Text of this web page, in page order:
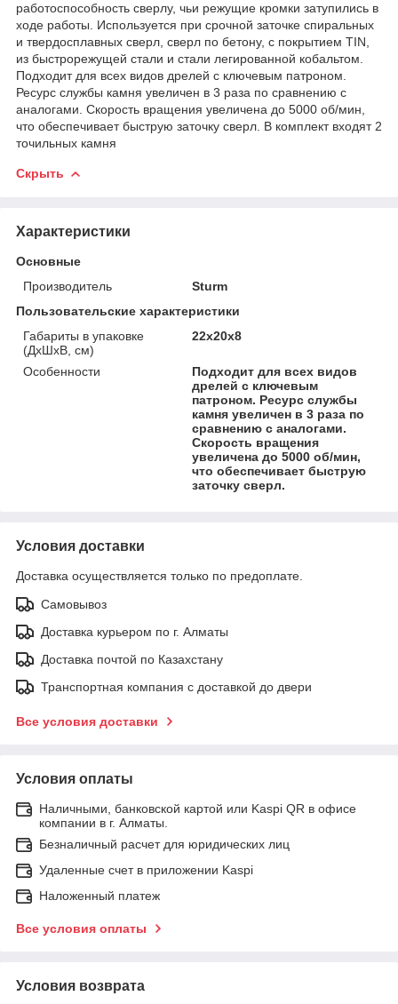
работоспособность сверлу, чьи режущие кромки затупились в
ходе работы. Используется при срочной заточке спиральных
и твердосплавных сверл, сверл по бетону, с покрытием TIN,
из быстрорежущей стали и стали легированной кобальтом.
Подходит для всех видов дрелей с ключевым патроном.
Ресурс службы камня увеличен в 3 раза по сравнению с
аналогами. Скорость вращения увеличена до 5000 об/мин,
что обеспечивает быструю заточку сверл. В комплект входят 2
точильных камня
Скрыть
Характеристики
Основные
Производитель
Sturm
Пользовательские характеристики
Габариты в упаковке
(ДхШхВ, см)
22x20x8
Особенности
Подходит для всех видов
дрелей с ключевым
патроном. Ресурс службы
камня увеличен в 3 раза по
сравнению с аналогами.
Скорость вращения
увеличена до 5000 об/мин,
что обеспечивает быструю
заточку сверл.
Условия доставки
Доставка осуществляется только по предоплате.
Самовывоз
Доставка курьером по г. Алматы
Доставка почтой по Казахстану
Транспортная компания с доставкой до двери
Все условия доставки
Условия оплаты
Наличными, банковской картой или Kaspi QR в офисе
компании в г. Алматы.
Безналичный расчет для юридических лиц
Удаленные счет в приложении Kaspi
Наложенный платеж
Все условия оплаты
Условия возврата